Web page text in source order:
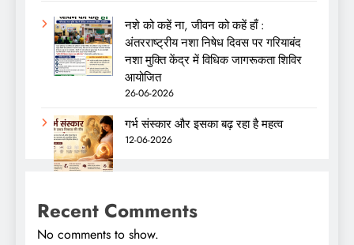
नशे को कहें ना, जीवन को कहें हाँ :
अंतरराष्ट्रीय नशा निषेध दिवस पर गरियाबंद
नशा मुक्ति केंद्र में विधिक जागरूकता शिविर
आयोजित
26-06-2026
गर्भ संस्कार और इसका बढ़ रहा है महत्व
12-06-2026
Recent Comments
No comments to show.